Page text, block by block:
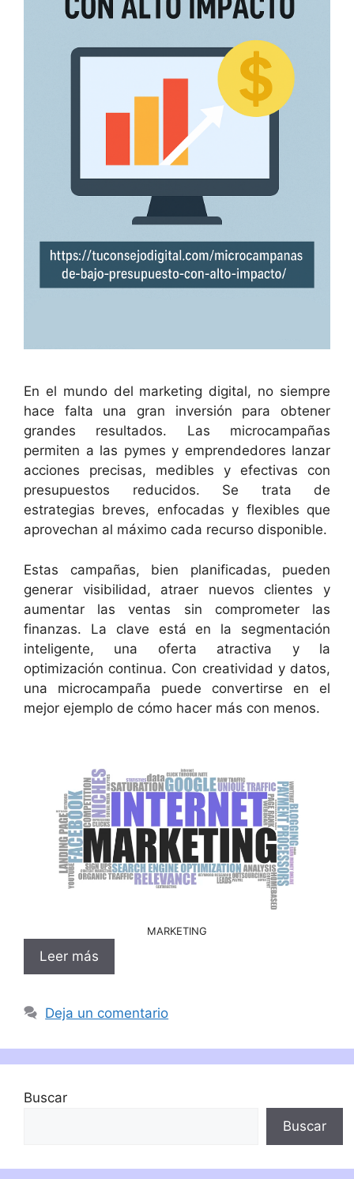
En el mundo del marketing digital, no siempre
hace falta una gran inversión para obtener
grandes resultados. Las microcampañas
permiten a las pymes y emprendedores lanzar
acciones precisas, medibles y efectivas con
presupuestos reducidos. Se trata de
estrategias breves, enfocadas y flexibles que
aprovechan al máximo cada recurso disponible.
Estas campañas, bien planificadas, pueden
generar visibilidad, atraer nuevos clientes y
aumentar las ventas sin comprometer las
finanzas. La clave está en la segmentación
inteligente, una oferta atractiva y la
optimización continua. Con creatividad y datos,
una microcampaña puede convertirse en el
mejor ejemplo de cómo hacer más con menos.
MARKETING
Leer más
Deja un comentario
Buscar
Buscar